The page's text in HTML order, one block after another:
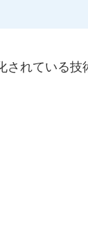
れている技